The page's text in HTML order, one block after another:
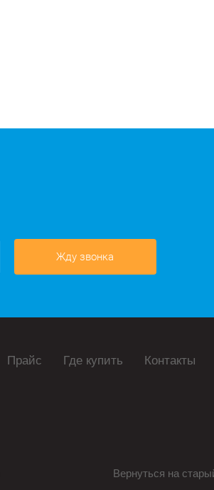
Жду звонка
Прайс Где купить Контакты
Вернуться на